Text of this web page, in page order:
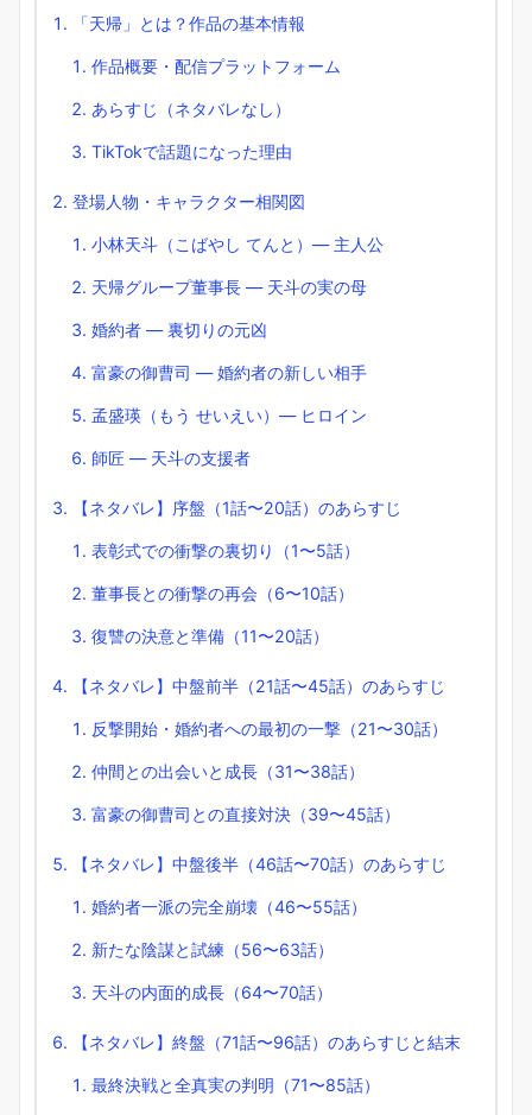
「天帰」とは？作品の基本情報
作品概要・配信プラットフォーム
あらすじ（ネタバレなし）
TikTokで話題になった理由
登場人物・キャラクター相関図
小林天斗（こばやし てんと）― 主人公
天帰グループ董事長 ― 天斗の実の母
婚約者 ― 裏切りの元凶
富豪の御曹司 ― 婚約者の新しい相手
孟盛瑛（もう せいえい）― ヒロイン
師匠 ― 天斗の支援者
【ネタバレ】序盤（1話〜20話）のあらすじ
表彰式での衝撃の裏切り（1〜5話）
董事長との衝撃の再会（6〜10話）
復讐の決意と準備（11〜20話）
【ネタバレ】中盤前半（21話〜45話）のあらすじ
反撃開始・婚約者への最初の一撃（21〜30話）
仲間との出会いと成長（31〜38話）
富豪の御曹司との直接対決（39〜45話）
【ネタバレ】中盤後半（46話〜70話）のあらすじ
婚約者一派の完全崩壊（46〜55話）
新たな陰謀と試練（56〜63話）
天斗の内面的成長（64〜70話）
【ネタバレ】終盤（71話〜96話）のあらすじと結末
最終決戦と全真実の判明（71〜85話）